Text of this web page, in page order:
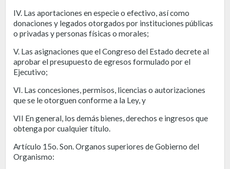
IV. Las aportaciones en especie o efectivo, así como
donaciones y legados otorgados por instituciones públicas
o privadas y personas físicas o morales;
V. Las asignaciones que el Congreso del Estado decrete al
aprobar el presupuesto de egresos formulado por el
Ejecutivo;
VI. Las concesiones, permisos, licencias o autorizaciones
que se le otorguen conforme a la Ley, y
VII En general, los demás bienes, derechos e ingresos que
obtenga por cualquier título.
Artículo 15o. Son. Organos superiores de Gobierno del
Organismo: